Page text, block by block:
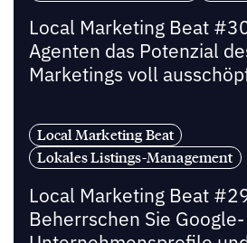
Local Marketing Beat
Agenten das Potenzial
Marketings voll
Local Marketing Beat
Lokales Listings-Management
Local Marketing Beat
Beherrschen Sie Google-